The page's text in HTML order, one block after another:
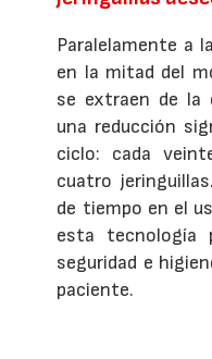
Paralelamente a
en la mitad del
se extraen de la
una reducción
ciclo: cada
cuatro
de tiempo en el
esta tecnología
seguridad e
paciente.